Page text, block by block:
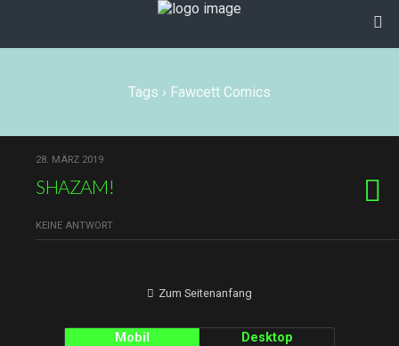
Tags › Fawcett Comics
28. MÄRZ 2019
SHAZAM!
KEINE ANTWORT
Zum Seitenanfang
Mobil Desktop